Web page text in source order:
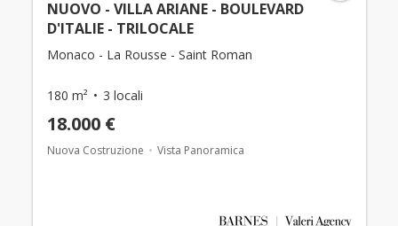
NUOVO - VILLA ARIANE - BOULEVARD
D'ITALIE - TRILOCALE
Monaco - La Rousse - Saint Roman
180 m² 3 locali
18.000 €
Nuova Costruzione Vista Panoramica